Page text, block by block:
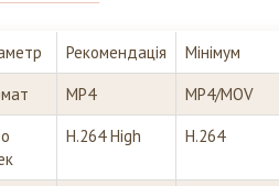
Рекомендація Мінімум
MP4 MP4/MOV
H.264 High H.264